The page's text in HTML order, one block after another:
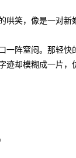
哄笑，像是一对新
一阵窒闷。那轻快
迹却模糊成一片，